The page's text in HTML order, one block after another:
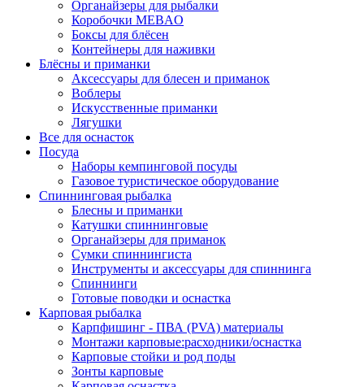
Органайзеры для рыбалки
Коробочки MEBAO
Боксы для блёсен
Контейнеры для наживки
Блёсны и приманки
Аксессуары для блесен и приманок
Воблеры
Искусственные приманки
Лягушки
Все для оснасток
Посуда
Наборы кемпинговой посуды
Газовое туристическое оборудование
Спиннинговая рыбалка
Блесны и приманки
Катушки спиннинговые
Органайзеры для приманок
Сумки спиннингиста
Инструменты и аксессуары для спиннинга
Спиннинги
Готовые поводки и оснастка
Карповая рыбалка
Карпфишинг - ПВА (PVA) материалы
Монтажи карповые:расходники/оснастка
Карповые стойки и род поды
Зонты карповые